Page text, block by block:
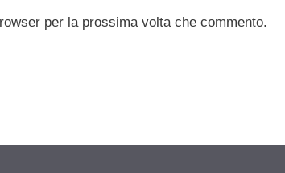
per la prossima volta che commento.